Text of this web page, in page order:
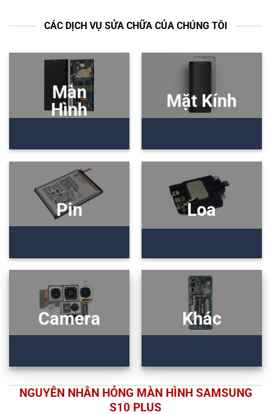
CÁC DỊCH VỤ SỬA CHỮA CỦA CHÚNG TÔI
Màn
Hình
Mặt Kính
Pin Loa
Camera Khác
NGUYÊN NHÂN HỎNG MÀN HÌNH SAMSUNG
S10 PLUS